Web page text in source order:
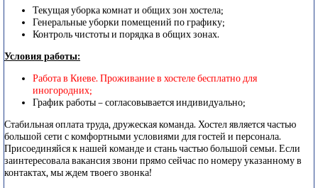
Текущая уборка комнат и общих зон хостела;
Генеральные уборки помещений по графику;
Контроль чистоты и порядка в общих зонах.
Условия работы:
Работа в Киеве. Проживание в хостеле бесплатно для
иногородних;
График работы – согласовывается индивидуально;
Стабильная оплата труда, дружеская команда. Хостел является частью
большой сети с комфортными условиями для гостей и персонала.
Присоединяйся к нашей команде и стань частью большой семьи. Если
заинтересовала вакансия звони прямо сейчас по номеру указанному в
контактах, мы ждем твоего звонка!